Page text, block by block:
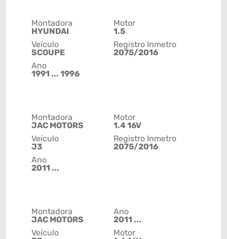
Montadora
HYUNDAI
Veículo
SCOUPE
Ano
1991 ... 1996
Motor
1.5
Registro Inmetro
2075/2016
Montadora
JAC MOTORS
Veículo
J3
Ano
2011 ...
Motor
1.4 16V
Registro Inmetro
2075/2016
Montadora
JAC MOTORS
Veículo
Ano
2011 ...
Motor